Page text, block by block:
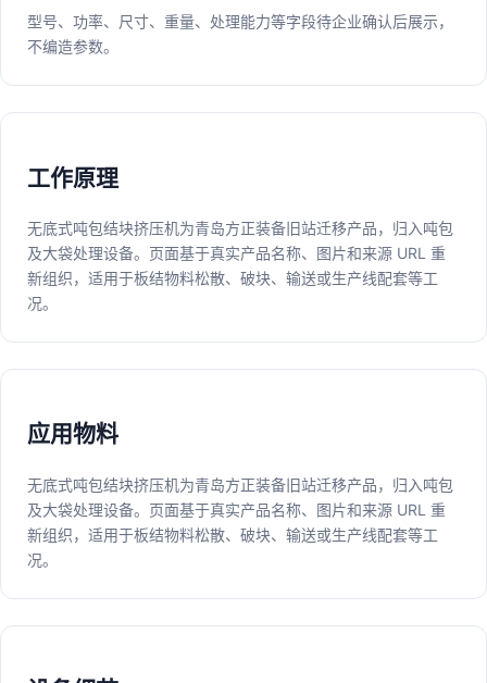
型号、功率、尺寸、重量、处理能力等字段待企业确认后展示，
不编造参数。
工作原理
无底式吨包结块挤压机为青岛方正装备旧站迁移产品，归入吨包
及大袋处理设备。页面基于真实产品名称、图片和来源 URL 重
新组织，适用于板结物料松散、破块、输送或生产线配套等工
况。
应用物料
无底式吨包结块挤压机为青岛方正装备旧站迁移产品，归入吨包
及大袋处理设备。页面基于真实产品名称、图片和来源 URL 重
新组织，适用于板结物料松散、破块、输送或生产线配套等工
况。